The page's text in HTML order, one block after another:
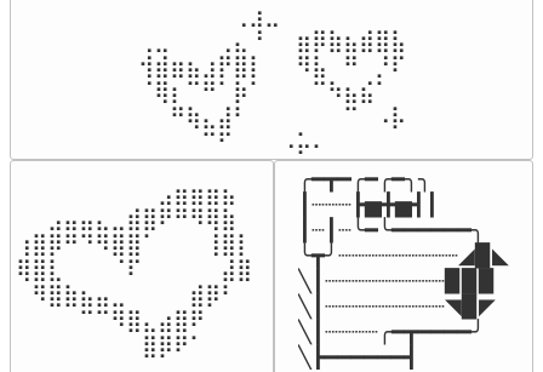
⠀⠀⠀⠀⠀⠀⢀⣰⣀⠀⠀⠀⠀⠀⠀⠀⠀
⢀⣀⠀⠀⠀⢀⣄⠘⠀⠀⣶⡿⣷⣦⣾⣿⣧
⢺⣾⣶⣦⣰⡟⣿⡇⠀⠀⠻⣧⠀⠛⠀⡘⠏
⠈⢿⡆⠉⠛⠁⡷⠁⠀⠀⠀⠉⠳⣦⣮⠁⠀
⠀⠀⠛⢷⣄⣼⠃⠀⠀⠀⠀⠀⠀⠉⠀⠠⡧
⠀⠀⠀⠀⠉⠋⠀⠀⠀⠠⡥⠄⠀⠀⠀⠀⠀
⠀⠀⠀⠀⠀⠀⠀⠀⠀⣠⣶⣶⣶⣦⠀⠀
⠀⠀⣠⣤⣤⣄⣀⣾⣿⠟⠛⠻⢿⣷⠀
⢰⣿⡿⠛⠙⠻⣿⣿⠁⠀⠀⠀⢸⣿⡇
⢿⣿⣇⠀⠀⠀⠈⠏⠀⠀⠀⠀⠀⣼⣿⠀
⠀⠻⣿⣷⣦⣤⣀⠀⠀⠀⠀⣾⡿⠃⠀
⠀⠀⠀⠀⠉⠉⠻⣿⣄⣴⣿⠟⠀⠀⠀
⠀⠀⠀⠀⠀⠀⠀⠀⣿⡿⠟⠁⠀⠀⠀⠀
╭━┳━╭━╭━╮╮
┃┈┈┈┣▅╋▅┫┃
┃┈┃┈╰━╰━━━━━━╮
╰┳╯┈┈┈┈┈┈┈┈┈◢▉◣
╲┃┈┈┈┈┈┈┈┈┈▉▉▉
╲┃┈┈┈┈┈┈┈┈┈◥▉◤
╲┃┈┈┈┈╭━┳━━━━╯
╲┣━━━━━━┫﻿